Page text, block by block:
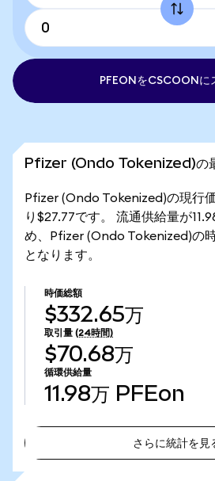
PFEONをCSCOONに
Pfizer (Ondo Tokenized)の
Pfizer (Ondo Tokenized)の現行
り$27.77です。 流通供給量が
め、Pfizer (Ondo Tokenized)の
となります。
時価総額
$332.65万
取引量 (24時間)
$70.68万
循環供給量
11.98万 PFEon
さらに統計を見